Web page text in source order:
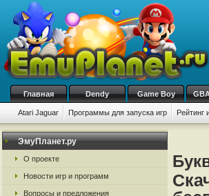
Главная Dendy Game Boy
Atari Jaguar Программы для запуска игр Рейтинг
ЭмуПланет.ру
О проекте
Новости игр и программ
Вопросы и предложения